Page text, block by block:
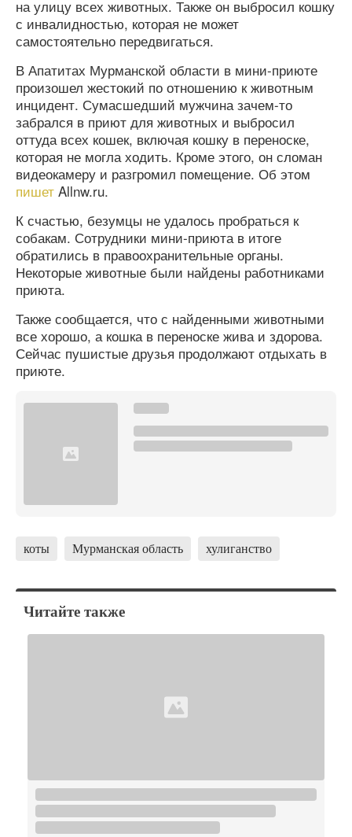
на улицу всех животных. Также он выбросил кошку
с инвалидностью, которая не может
самостоятельно передвигаться.
В Апатитах Мурманской области в мини-приюте
произошел жестокий по отношению к животным
инцидент. Сумасшедший мужчина зачем-то
забрался в приют для животных и выбросил
оттуда всех кошек, включая кошку в переноске,
которая не могла ходить. Кроме этого, он сломан
видеокамеру и разгромил помещение. Об этом
пишет Allnw.ru.
К счастью, безумцы не удалось пробраться к
собакам. Сотрудники мини-приюта в итоге
обратились в правоохранительные органы.
Некоторые животные были найдены работниками
приюта.
Также сообщается, что с найденными животными
все хорошо, а кошка в переноске жива и здорова.
Сейчас пушистые друзья продолжают отдыхать в
приюте.
коты Мурманская область хулиганство
Читайте также